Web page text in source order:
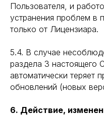
Пользователя, и
устранения проблем в
только от Лицензиара.
5.4. В случае
раздела 3 настоящего
автоматически теряет
обновлений (новых
6. Действие,
Читать продолжение
Читать продолжение